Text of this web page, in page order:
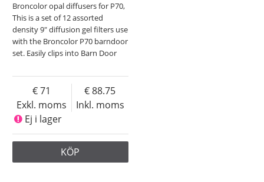
Broncolor opal diffusers for P70,
This is a set of 12 assorted
density 9" diffusion gel filters use
with the Broncolor P70 barndoor
set. Easily clips into Barn Door
Exkl. moms
71
Inkl. moms
88.75
Ej i lager
KÖP